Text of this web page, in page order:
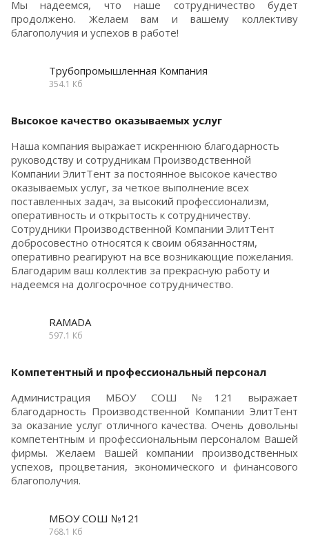
Мы надеемся, что наше сотрудничество будет
продолжено. Желаем вам и вашему коллективу
благополучия и успехов в работе!
Трубопромышленная Компания
354.1 Кб
Высокое качество оказываемых услуг
Наша компания выражает искреннюю благодарность
руководству и сотрудникам Производственной
Компании ЭлитТент за постоянное высокое качество
оказываемых услуг, за четкое выполнение всех
поставленных задач, за высокий профессионализм,
оперативность и открытость к сотрудничеству.
Сотрудники Производственной Компании ЭлитТент
добросовестно относятся к своим обязанностям,
оперативно реагируют на все возникающие пожелания.
Благодарим ваш коллектив за прекрасную работу и
надеемся на долгосрочное сотрудничество.
RAMADA
597.1 Кб
Компетентный и профессиональный персонал
Администрация МБОУ СОШ №121 выражает
благодарность Производственной Компании ЭлитТент
за оказание услуг отличного качества. Очень довольны
компетентным и профессиональным персоналом Вашей
фирмы. Желаем Вашей компании производственных
успехов, процветания, экономического и финансового
благополучия.
МБОУ СОШ №121
768.1 Кб